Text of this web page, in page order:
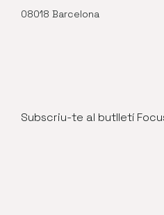
08018 Barcelona
Subscriu-te al butlletí